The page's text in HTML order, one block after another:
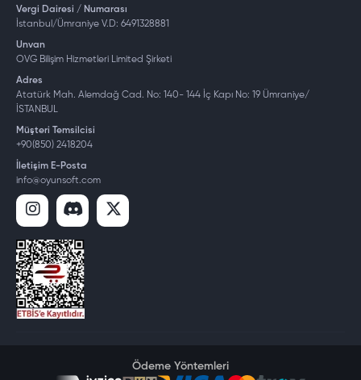
Vergi Dairesi / Numarası
İstanbul/Ümraniye V.D: 6491328881
Unvan
OVG Bilişim Hizmetleri Limited Şirketi
Adres
Atatürk Mah. Alemdağ Cad. No: 140- 144 İç Kapı No: 19 Ümraniye/
İSTANBUL
Müşteri Temsilcisi
+90(850) 2418204
İletişim E-Posta
info@oyunsoft.com
Ödeme Yöntemleri